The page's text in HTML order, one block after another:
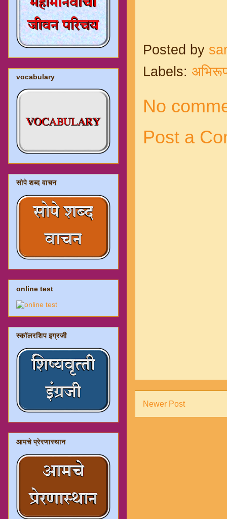
Posted by
Labels: अभिरूप
No
Post a
Newer Post
vocabulary
सोपे शब्द वाचन
online test
स्कॉलरशिप इग्रजी
आमचे प्रेरणास्थान